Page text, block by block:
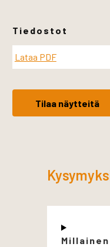
Tiedostot
Lataa PDF
Tilaa näytteitä